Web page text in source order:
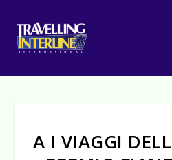
A I VIAGGI